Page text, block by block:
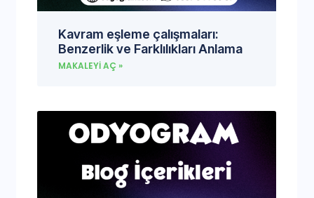
Kavram eşleme çalışmaları:
Benzerlik ve Farklılıkları Anlama
MAKALEYI AÇ »